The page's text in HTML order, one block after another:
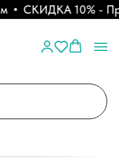
СКИДКА 10% - При